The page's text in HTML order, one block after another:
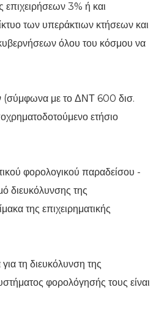
3% ή και
των υπεράκτιων κτήσεων και
κυβερνήσεων όλου του κόσμου να
(σύμφωνα με το ΔΝΤ 600 δισ.
ετήσιο
φορολογικού παραδείσου -
της
της επιχειρηματικής
τη διευκόλυνση της
φορολόγησής τους είναι